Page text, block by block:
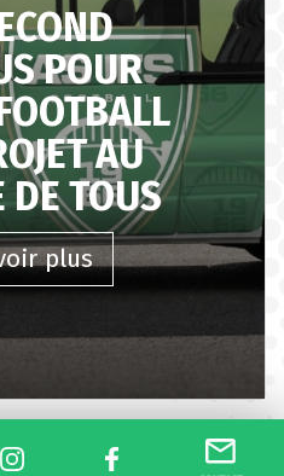
POUR
AU
DE TOUS
plus